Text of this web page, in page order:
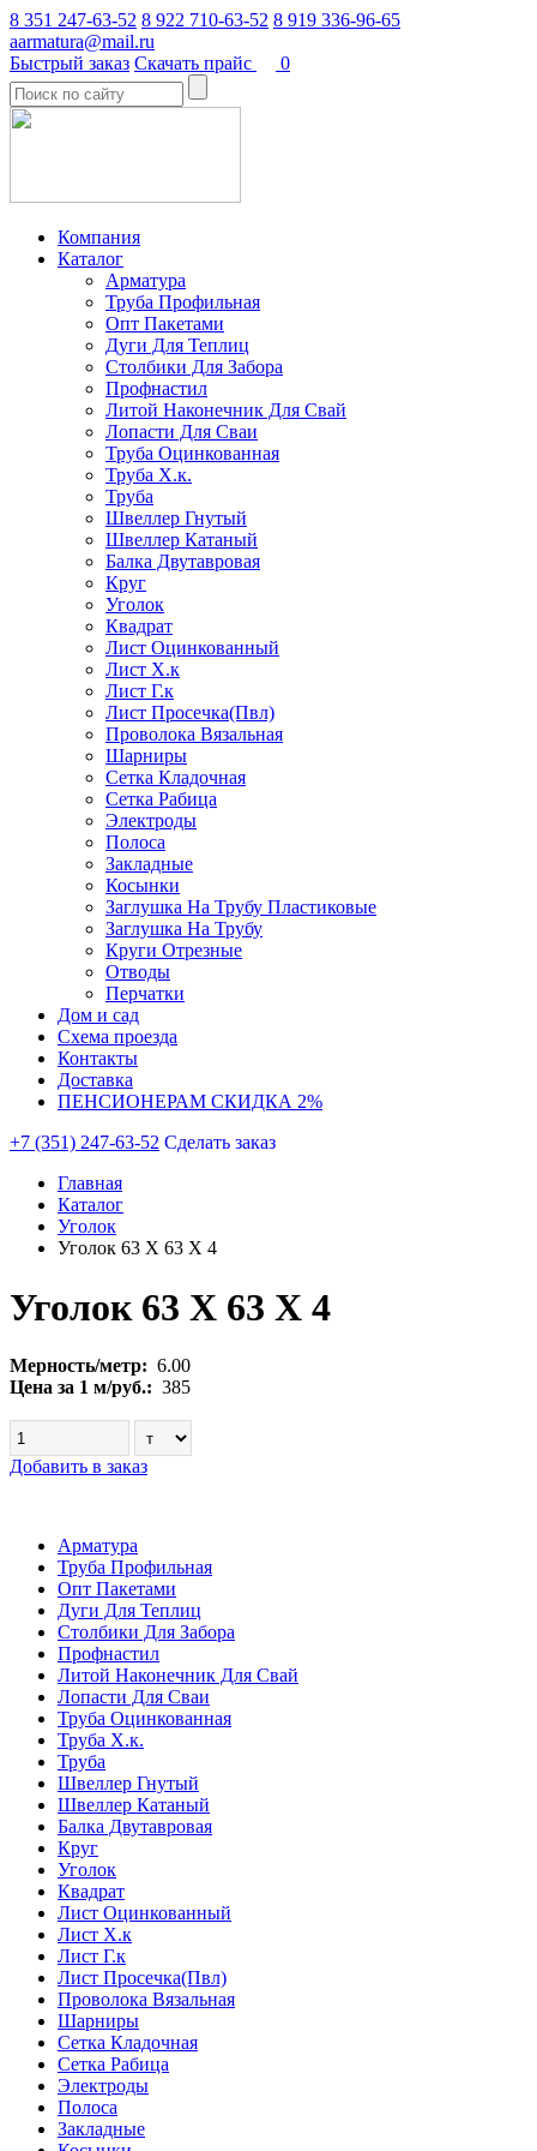
8 351 247-63-52 8 922 710-63-52 8 919 336-96-65
aarmatura@mail.ru
Быстрый заказ Скачать прайс 0
Компания
Каталог
Арматура
Труба Профильная
Опт Пакетами
Дуги Для Теплиц
Столбики Для Забора
Профнастил
Литой Наконечник Для Свай
Лопасти Для Сваи
Труба Оцинкованная
Труба Х.к.
Труба
Швеллер Гнутый
Швеллер Катаный
Балка Двутавровая
Круг
Уголок
Квадрат
Лист Оцинкованный
Лист Х.к
Лист Г.к
Лист Просечка(Пвл)
Проволока Вязальная
Шарниры
Сетка Кладочная
Сетка Рабица
Электроды
Полоса
Закладные
Косынки
Заглушка На Трубу Пластиковые
Заглушка На Трубу
Круги Отрезные
Отводы
Перчатки
Дом и сад
Схема проезда
Контакты
Доставка
ПЕНСИОНЕРАМ СКИДКА 2%
+7 (351) 247-63-52 Сделать заказ
Главная
Каталог
Уголок
Уголок 63 Х 63 Х 4
Уголок 63 Х 63 Х 4
Мерность/метр: 6.00
Цена за 1 м/руб.: 385
Добавить в заказ
Арматура
Труба Профильная
Опт Пакетами
Дуги Для Теплиц
Столбики Для Забора
Профнастил
Литой Наконечник Для Свай
Лопасти Для Сваи
Труба Оцинкованная
Труба Х.к.
Труба
Швеллер Гнутый
Швеллер Катаный
Балка Двутавровая
Круг
Уголок
Квадрат
Лист Оцинкованный
Лист Х.к
Лист Г.к
Лист Просечка(Пвл)
Проволока Вязальная
Шарниры
Сетка Кладочная
Сетка Рабица
Электроды
Полоса
Закладные